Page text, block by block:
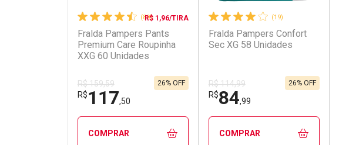
(89)
R$ 1,96/TIRA
Fralda Pampers Pants
Premium Care Roupinha
XXG 60 Unidades
R$ 159,59
R$117,50
26% OFF
COMPRAR
(19)
Fralda Pampers Confort
Sec XG 58 Unidades
R$ 114,99
R$84,99
26% OFF
COMPRAR